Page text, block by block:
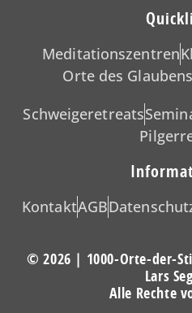
Meditationszentren
Orte des Glaubens
Schweigeretreats
KontaktAGB
© 2026 | 1000-Orte-der-
Lars
Alle Rechte